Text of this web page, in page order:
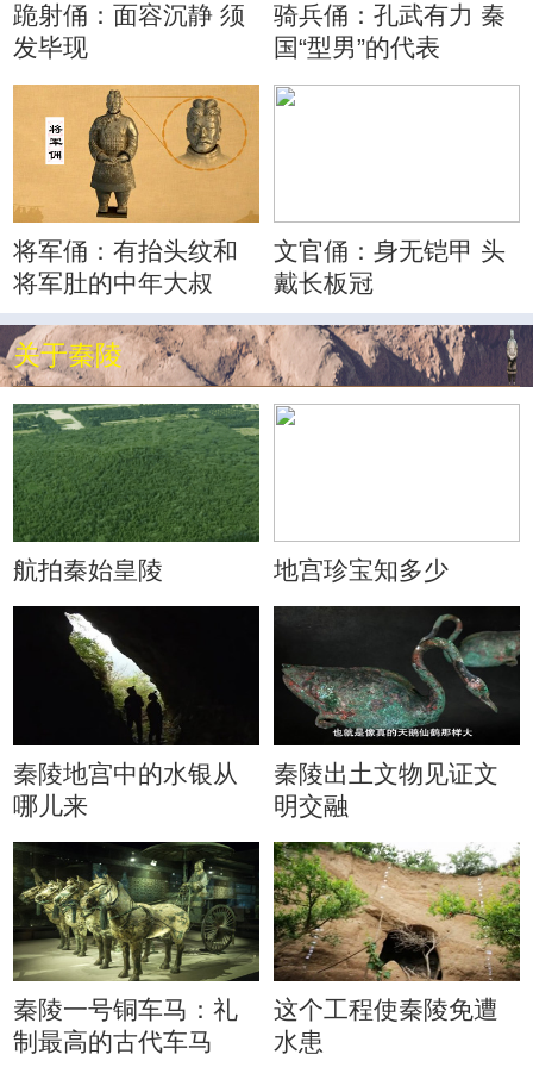
跪射俑：面容沉静 须
发毕现
骑兵俑：孔武有力 秦
国“型男”的代表
将军俑：有抬头纹和
将军肚的中年大叔
文官俑：身无铠甲 头
戴长板冠
关于秦陵
航拍秦始皇陵 地宫珍宝知多少
秦陵地宫中的水银从
哪儿来
秦陵出土文物见证文
明交融
秦陵一号铜车马：礼
制最高的古代车马
这个工程使秦陵免遭
水患